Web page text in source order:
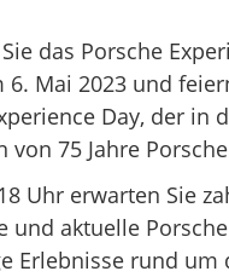
das Porsche
6. Mai 2023 und
Day, der in
von 75 Jahre
Uhr erwarten Sie
und aktuelle
Erlebnisse rund um